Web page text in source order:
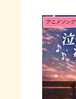
アニメソング